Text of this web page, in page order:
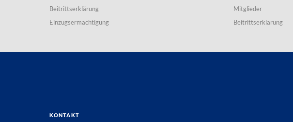
Beitrittserklärung
Einzugsermächtigung
Mitglieder
Beitrittserklärung
Kontakt